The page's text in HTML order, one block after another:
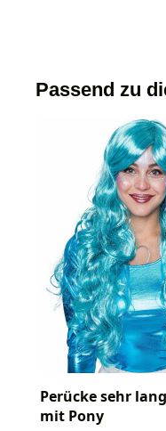
Passend zu
Perücke sehr
mit Pony